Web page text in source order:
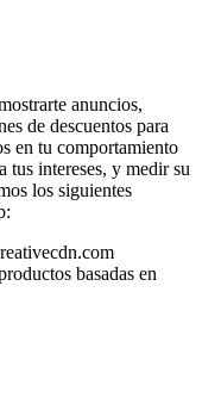
anuncios,
de descuentos para
en tu comportamiento
tus intereses, y medir su
los siguientes
basadas en